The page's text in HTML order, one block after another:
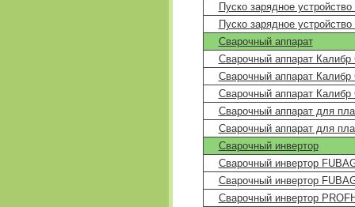
Пуско зарядное
Пуско зарядное
Сварочный аппарат
Сварочный аппарат
Сварочный аппарат
Сварочный аппарат
Сварочный аппарат для
Сварочный аппарат для
Сварочный инвертор
Сварочный инвертор
Сварочный инвертор
Сварочный инвертор